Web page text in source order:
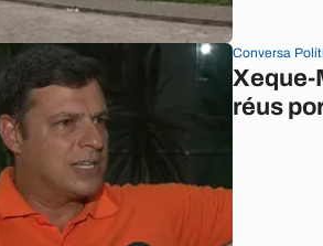
Conversa
Xeque-
réus